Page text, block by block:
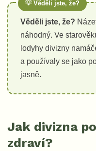
Věděli jste, že?
náhodný. Ve
lodyhy divizny
a používaly se jako
jasně.
Jak divizna
zdraví?